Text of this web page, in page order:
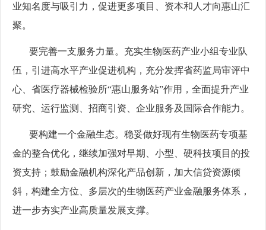
业知名度与吸引力，促进更多项目、资本和人才向惠山汇
聚。
要完善一支服务力量。充实生物医药产业小组专业队
伍，引进高水平产业促进机构，充分发挥省药监局审评中
心、省医疗器械检验所“惠山服务站”作用，全面提升产业
研究、运行监测、招商引资、企业服务及国际合作能力。
要构建一个金融生态。稳妥做好现有生物医药专项基
金的整合优化，继续加强对早期、小型、硬科技项目的投
资支持；鼓励金融机构深化产品创新，加大信贷资源倾
斜，构建全方位、多层次的生物医药产业金融服务体系，
进一步夯实产业高质量发展支撑。